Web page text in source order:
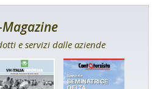
Magazine
e servizi dalle aziende